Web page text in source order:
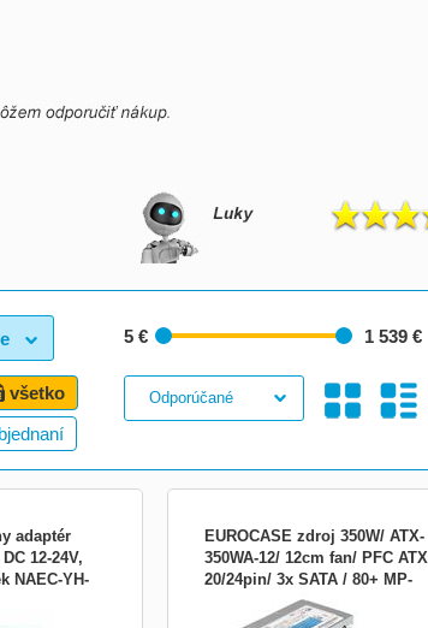
5 € 1 539 €
všetko
adaptér
12-24V,
NAEC-YH-
EUROCASE zdroj 350W/ ATX-
350WA-12/ 12cm fan/ PFC ATX
20/24pin/ 3x SATA / 80+ MP-
Eurocase ATX-350W 350 W; Napájecí
zdroj je osazen tichým 120 mm